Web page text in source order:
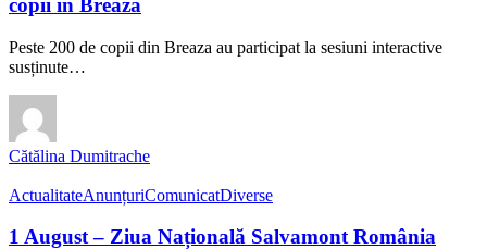
copii în Breaza
Peste 200 de copii din Breaza au participat la sesiuni interactive
susținute…
Cătălina Dumitrache
ActualitateAnunțuriComunicatDiverse
1 August – Ziua Națională Salvamont România